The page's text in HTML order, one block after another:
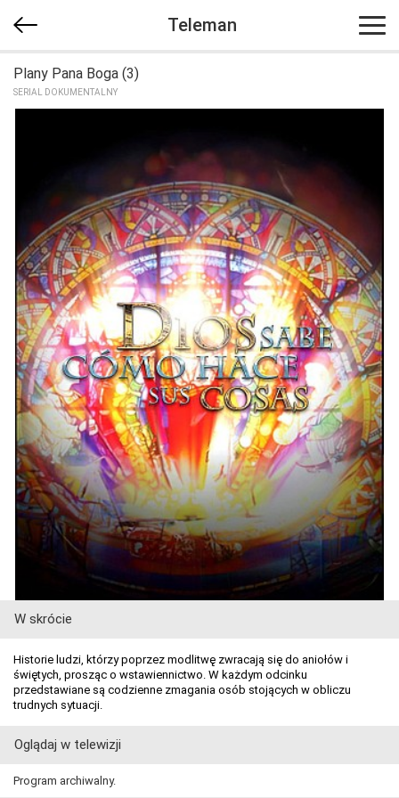
Teleman
Plany Pana Boga (3)
SERIAL DOKUMENTALNY
W skrócie
Historie ludzi, którzy poprzez modlitwę zwracają się do aniołów i
świętych, prosząc o wstawiennictwo. W każdym odcinku
przedstawiane są codzienne zmagania osób stojących w obliczu
trudnych sytuacji.
Oglądaj w telewizji
Program archiwalny.